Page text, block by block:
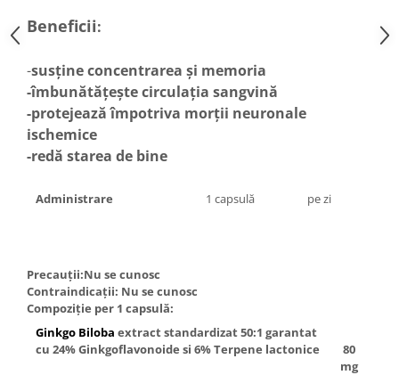
Meteorism
Migrene
Obezitate
Parazitoză digestivă
Pediatrie
Pneumonie
Reflux Gastro-Esofagian
Remineralizare
Retenție apă
Beneficii:
-​susține concentrarea și memoria
-îmbunătățește circulația sangvină
-protejează împotriva morții neuronale
ischemice
-redă starea de bine
Administrare 1 capsulă pe zi
Precauții:Nu se cunosc
Contraindicaţii: Nu se cunosc
Compoziție per 1 capsulă:
Ginkgo Biloba extract standardizat 50:1 garantat
cu 24% Ginkgoflavonoide si 6% Terpene lactonice
80
mg